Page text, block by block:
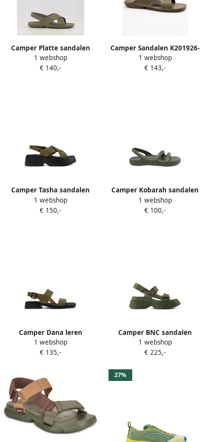
Camper Platte sandalen
RIGHT ISLA K201926-004
1 webshop
€ 140,-
Camper Sandalen K201926-
004
1 webshop
€ 143,-
Camper Tasha sandalen
met gesp Groen
1 webshop
€ 150,-
Camper Kobarah sandalen
Groen
1 webshop
€ 100,-
Camper Dana leren
sandalen Groen
1 webshop
€ 135,-
Camper BNC sandalen
Groen
1 webshop
€ 225,-
27%